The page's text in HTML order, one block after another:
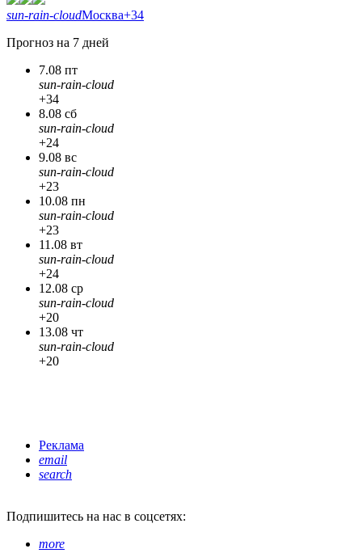
sun-rain-cloudМосква+34
Прогноз на 7 дней
7.08 пт
sun-rain-cloud
+34
8.08 сб
sun-rain-cloud
+24
9.08 вс
sun-rain-cloud
+23
10.08 пн
sun-rain-cloud
+23
11.08 вт
sun-rain-cloud
+24
12.08 ср
sun-rain-cloud
+20
13.08 чт
sun-rain-cloud
+20
Реклама
email
search
Подпишитесь на нас в соцсетях:
more